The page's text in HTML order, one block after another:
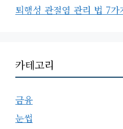
퇴행성 관절염 관리 법 7가
카테고리
금융
눈썹